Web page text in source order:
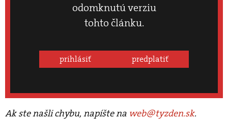
odomknutú verziu
tohto článku.
prihlásiť predplatiť
Ak ste našli chybu, napíšte na web@tyzden.sk.